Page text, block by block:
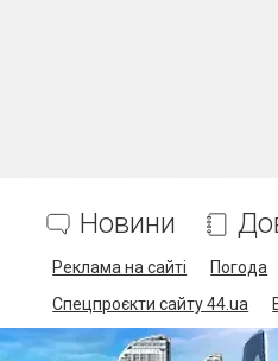
Новини
Реклама на сайті
Погода
Спецпроєкти сайту 44.ua